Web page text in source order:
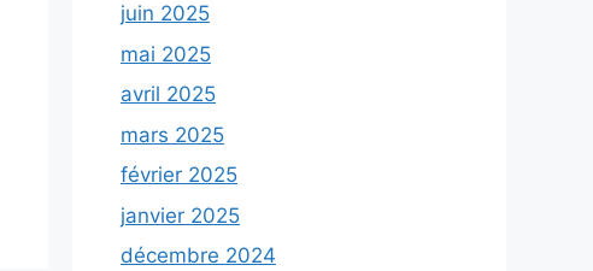
juin 2025
mai 2025
avril 2025
mars 2025
février 2025
janvier 2025
décembre 2024